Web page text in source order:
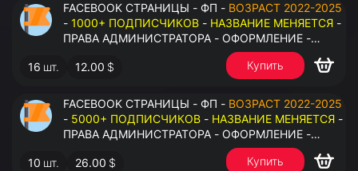
FACEBOOK СТРАНИЦЫ - ФП - ВОЗРАСТ 2022-2025
- 1000+ ПОДПИСЧИКОВ - НАЗВАНИЕ МЕНЯЕТСЯ -
ПРАВА АДМИНИСТРАТОРА - ОФОРМЛЕНИЕ -
ЗАПОЛНЕННАЯ ИНФОРМАЦИЯ - ПОД ВСЕ ГЕО
16 шт. 12.00 $ Купить
FACEBOOK СТРАНИЦЫ - ФП - ВОЗРАСТ 2022-2025
- 5000+ ПОДПИСЧИКОВ - НАЗВАНИЕ МЕНЯЕТСЯ -
ПРАВА АДМИНИСТРАТОРА - ОФОРМЛЕНИЕ -
ЗАПОЛНЕННАЯ ИНФОРМАЦИЯ - ПОД ВСЕ ГЕО
10 шт. 26.00 $ Купить